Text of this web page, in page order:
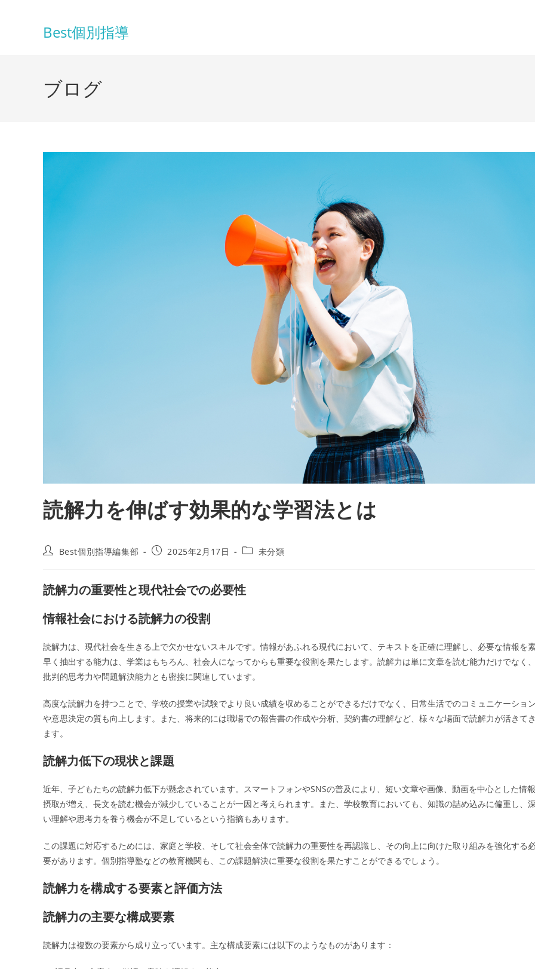
Best個別指導
ブログ
読解力を伸ばす効果的な学習法とは
投
Best個別指導編集部
投
開
日:
2025年2月17日
投
テ
ゴ
未分類
読解力の重要性と現代社会での必要性
情報社会における読解力の役割
読解力は、現代社会を生きる上で欠かせないスキルです。情報があふれる現代において、テキストを正確に理解し、必要な情報を
早く抽出する能力は、学業はもちろん、社会人になってからも重要な役割を果たします。読解力は単に文章を読む能力だけでなく、
批判的思考力や問題解決能力とも密接に関連しています。
高度な読解力を持つことで、学校の授業や試験でより良い成績を収めることができるだけでなく、日常生活でのコミュニケーション
や意思決定の質も向上します。また、将来的には職場での報告書の作成や分析、契約書の理解など、様々な場面で読解力が活きてき
ます。
読解力低下の現状と課題
近年、子どもたちの読解力低下が懸念されています。スマートフォンやSNSの普及により、短い文章や画像、動画を中心とした情報
摂取が増え、長文を読む機会が減少していることが一因と考えられます。また、学校教育においても、知識の詰め込みに偏重し、深
い理解や思考力を養う機会が不足しているという指摘もあります。
この課題に対応するためには、家庭と学校、そして社会全体で読解力の重要性を再認識し、その向上に向けた取り組みを強化する
要があります。個別指導塾などの教育機関も、この課題解決に重要な役割を果たすことができるでしょう。
読解力を構成する要素と評価方法
読解力の主要な構成要素
読解力は複数の要素から成り立っています。主な構成要素には以下のようなものがあります：